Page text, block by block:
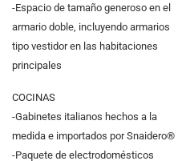
-Espacio de tamaño generoso en el
armario doble, incluyendo armarios
tipo vestidor en las habitaciones
principales
COCINAS
-Gabinetes italianos hechos a la
medida e importados por Snaidero®
-Paquete de electrodomésticos